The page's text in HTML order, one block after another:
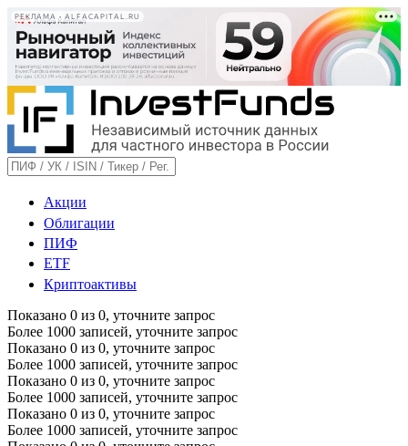
РЕКЛАМА • ALFACAPITAL.RU
Акции
Облигации
ПИФ
ETF
Криптоактивы
Показано 0 из 0, уточните запрос
Более 1000 записей, уточните запрос
Показано 0 из 0, уточните запрос
Более 1000 записей, уточните запрос
Показано 0 из 0, уточните запрос
Более 1000 записей, уточните запрос
Показано 0 из 0, уточните запрос
Более 1000 записей, уточните запрос